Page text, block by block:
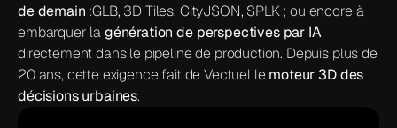
de demain :GLB, 3D Tiles, CityJSON, SPLK ; ou encore à
embarquer la génération de perspectives par IA
directement dans le pipeline de production. Depuis plus de
20 ans, cette exigence fait de Vectuel le moteur 3D des
décisions urbaines.